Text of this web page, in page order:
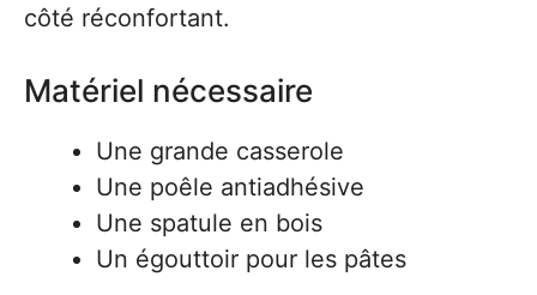
côté réconfortant.
Matériel nécessaire
Une grande casserole
Une poêle antiadhésive
Une spatule en bois
Un égouttoir pour les pâtes